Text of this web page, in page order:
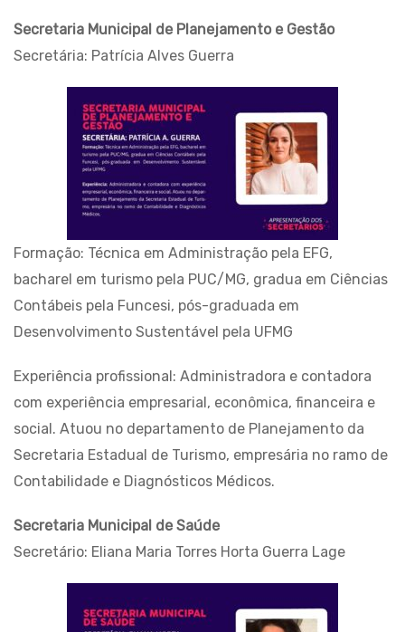
Secretaria Municipal de Planejamento e Gestão
Secretária: Patrícia Alves Guerra
Formação: Técnica em Administração pela EFG,
bacharel em turismo pela PUC/MG, gradua em Ciências
Contábeis pela Funcesi, pós-graduada em
Desenvolvimento Sustentável pela UFMG
Experiência profissional: Administradora e contadora
com experiência empresarial, econômica, financeira e
social. Atuou no departamento de Planejamento da
Secretaria Estadual de Turismo, empresária no ramo de
Contabilidade e Diagnósticos Médicos.
Secretaria Municipal de Saúde
Secretário: Eliana Maria Torres Horta Guerra Lage